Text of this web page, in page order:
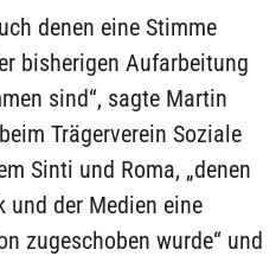
denen eine Stimme
bisherigen Aufarbeitung
sind“, sagte Martin
Trägerverein Soziale
Sinti und Roma, „denen
und der Medien eine
zugeschoben wurde“ und